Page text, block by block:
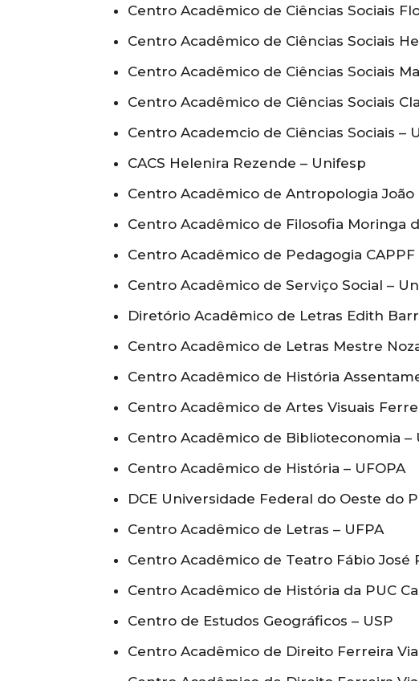
Centro Acadêmico de Ciências Sociais
Centro Acadêmico de Ciências Sociais
Centro Acadêmico de Ciências Sociais
Centro Acadêmico de Ciências Sociais
Centro Academcio de Ciências Sociais –
CACS Helenira Rezende – Unifesp
Centro Acadêmico de Antropologia João
Centro Acadêmico de Filosofia Moringa
Centro Acadêmico de Pedagogia CAPPF
Centro Acadêmico de Serviço Social –
Diretório Acadêmico de Letras Edith
Centro Acadêmico de Letras Mestre
Centro Acadêmico de História
Centro Acadêmico de Artes Visuais
Centro Acadêmico de Biblioteconomia –
Centro Acadêmico de História – UFOPA
DCE Universidade Federal do Oeste do
Centro Acadêmico de Letras – UFPA
Centro Acadêmico de Teatro Fábio José
Centro Acadêmico de História da PUC
Centro de Estudos Geográficos – USP
Centro Acadêmico de Direito Ferreira